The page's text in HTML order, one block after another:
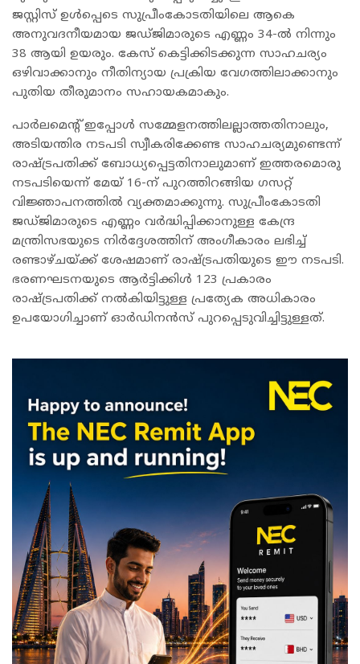
ജസ്റ്റിസ് ഉൾപ്പെടെ സുപ്രീംകോടതിയിലെ ആകെ
അനുവദനീയമായ ജഡ്ജിമാരുടെ എണ്ണം 34-ൽ നിന്നും
38 ആയി ഉയരും. കേസ് കെട്ടിക്കിടക്കുന്ന സാഹചര്യം
ഒഴിവാക്കാനും നീതിന്യായ പ്രക്രിയ വേഗത്തിലാക്കാനും
പുതിയ തീരുമാനം സഹായകമാകും.
പാർലമെന്റ് ഇപ്പോൾ സമ്മേളനത്തിലല്ലാത്തതിനാലും,
അടിയന്തിര നടപടി സ്വീകരിക്കേണ്ട സാഹചര്യമുണ്ടെന്ന്
രാഷ്ട്രപതിക്ക് ബോധ്യപ്പെട്ടതിനാലുമാണ് ഇത്തരമൊരു
നടപടിയെന്ന് മേയ് 16-ന് പുറത്തിറങ്ങിയ ഗസറ്റ്
വിജ്ഞാപനത്തിൽ വ്യക്തമാക്കുന്നു. സുപ്രീംകോടതി
ജഡ്ജിമാരുടെ എണ്ണം വർദ്ധിപ്പിക്കാനുള്ള കേന്ദ്ര
മന്ത്രിസഭയുടെ നിർദ്ദേശത്തിന് അംഗീകാരം ലഭിച്ച്
രണ്ടാഴ്ചയ്ക്ക് ശേഷമാണ് രാഷ്ട്രപതിയുടെ ഈ നടപടി.
ഭരണഘടനയുടെ ആർട്ടിക്കിൾ 123 പ്രകാരം
രാഷ്ട്രപതിക്ക് നൽകിയിട്ടുള്ള പ്രത്യേക അധികാരം
ഉപയോഗിച്ചാണ് ഓർഡിനൻസ് പുറപ്പെടുവിച്ചിട്ടുള്ളത്.